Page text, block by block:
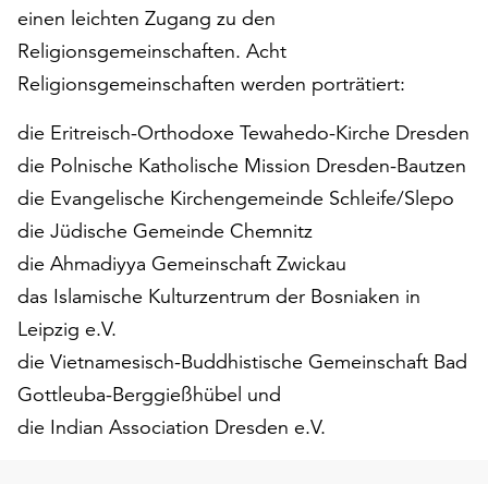
Ihr
Einverständnis
weiterhin
ausgeführt.
Möchten
Sie
die
verwendeten
Cookies
anpassen,
erreichen
Sie
Einstellungen
über
die
einen leichten Zugang zu den
Religionsgemeinschaften. Acht
Religionsgemeinschaften werden porträtiert:
die Eritreisch-Orthodoxe Tewahedo-Kirche Dresden
die Polnische Katholische Mission Dresden-Bautzen
die Evangelische Kirchengemeinde Schleife/Slepo
die Jüdische Gemeinde Chemnitz
die Ahmadiyya Gemeinschaft Zwickau
das Islamische Kulturzentrum der Bosniaken in
Leipzig e.V.
die Vietnamesisch-Buddhistische Gemeinschaft Bad
Gottleuba-Berggießhübel und
die Indian Association Dresden e.V.